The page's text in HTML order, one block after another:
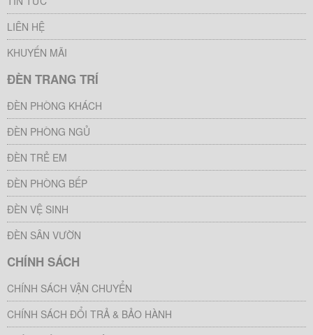
LIÊN HỆ
KHUYẾN MÃI
ĐÈN TRANG TRÍ
ĐÈN PHÒNG KHÁCH
ĐÈN PHÒNG NGỦ
ĐÈN TRẺ EM
ĐÈN PHÒNG BẾP
ĐÈN VỆ SINH
ĐÈN SÂN VƯỜN
CHÍNH SÁCH
CHÍNH SÁCH VẬN CHUYỂN
CHÍNH SÁCH ĐỔI TRẢ & BẢO HÀNH